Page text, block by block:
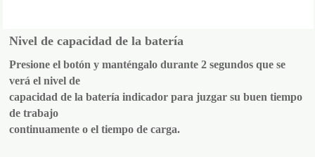
Nivel de capacidad de la batería
Presione el botón y manténgalo durante 2 segundos que se
verá el nivel de
capacidad de la batería indicador para juzgar su buen tiempo
de trabajo
continuamente o el tiempo de carga.